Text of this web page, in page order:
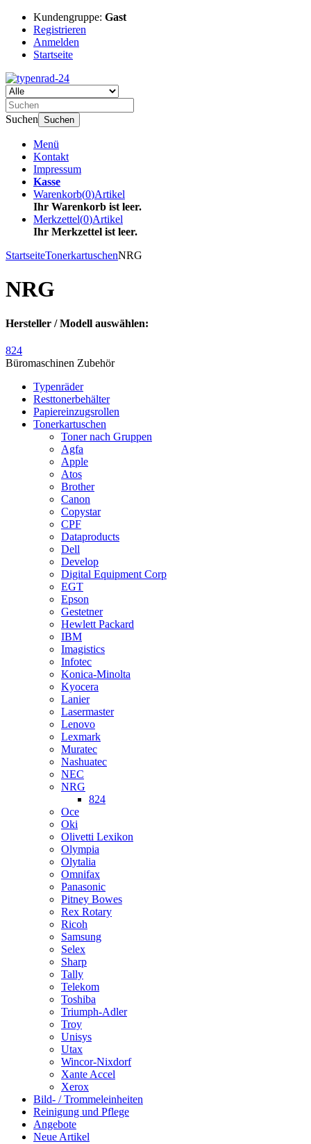
Kundengruppe: Gast
Registrieren
Anmelden
Startseite
Suchen Suchen
Menü
Kontakt
Impressum
Kasse
Warenkorb(0)Artikel
Ihr Warenkorb ist leer.
Merkzettel(0)Artikel
Ihr Merkzettel ist leer.
StartseiteTonerkartuschenNRG
NRG
Hersteller / Modell auswählen:
824
Büromaschinen Zubehör
Typenräder
Resttonerbehälter
Papiereinzugsrollen
Tonerkartuschen
Toner nach Gruppen
Agfa
Apple
Atos
Brother
Canon
Copystar
CPF
Dataproducts
Dell
Develop
Digital Equipment Corp
EGT
Epson
Gestetner
Hewlett Packard
IBM
Imagistics
Infotec
Konica-Minolta
Kyocera
Lanier
Lasermaster
Lenovo
Lexmark
Muratec
Nashuatec
NEC
NRG
824
Oce
Oki
Olivetti Lexikon
Olympia
Olytalia
Omnifax
Panasonic
Pitney Bowes
Rex Rotary
Ricoh
Samsung
Selex
Sharp
Tally
Telekom
Toshiba
Triumph-Adler
Troy
Unisys
Utax
Wincor-Nixdorf
Xante Accel
Xerox
Bild- / Trommeleinheiten
Reinigung und Pflege
Angebote
Neue Artikel